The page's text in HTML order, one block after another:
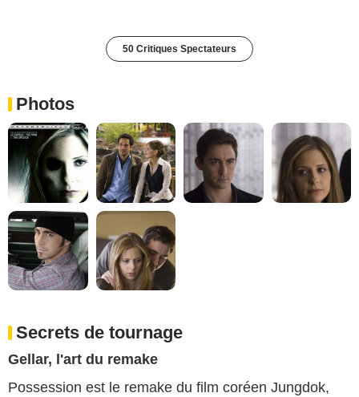
50 Critiques Spectateurs
Photos
Secrets de tournage
Gellar, l'art du remake
Possession est le remake du film coréen Jungdok,